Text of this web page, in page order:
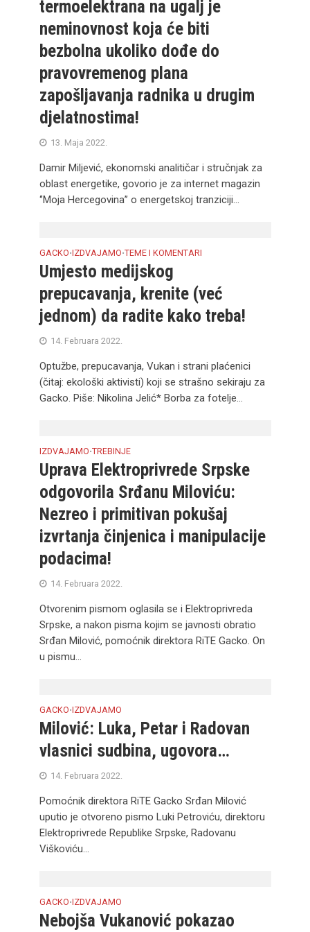
termoelektrana na ugalj je
neminovnost koja će biti
bezbolna ukoliko dođe do
pravovremenog plana
zapošljavanja radnika u drugim
djelatnostima!
13. Maja 2022.
Damir Miljević, ekonomski analitičar i stručnjak za
oblast energetike, govorio je za internet magazin
‘’Moja Hercegovina’’ o energetskoj tranziciji...
GACKO•IZDVAJAMO•TEME I KOMENTARI
Umjesto medijskog
prepucavanja, krenite (već
jednom) da radite kako treba!
14. Februara 2022.
Optužbe, prepucavanja, Vukan i strani plaćenici
(čitaj: ekološki aktivisti) koji se strašno sekiraju za
Gacko. Piše: Nikolina Jelić* Borba za fotelje...
IZDVAJAMO•TREBINJE
Uprava Elektroprivrede Srpske
odgovorila Srđanu Miloviću:
Nezreo i primitivan pokušaj
izvrtanja činjenica i manipulacije
podacima!
14. Februara 2022.
Otvorenim pismom oglasila se i Elektroprivreda
Srpske, a nakon pisma kojim se javnosti obratio
Srđan Milović, pomoćnik direktora RiTE Gacko. On
u pismu...
GACKO•IZDVAJAMO
Milović: Luka, Petar i Radovan
vlasnici sudbina, ugovora…
14. Februara 2022.
Pomoćnik direktora RiTE Gacko Srđan Milović
uputio je otvoreno pismo Luki Petroviću, direktoru
Elektroprivrede Republike Srpske, Radovanu
Viškoviću...
GACKO•IZDVAJAMO
Nebojša Vukanović pokazao